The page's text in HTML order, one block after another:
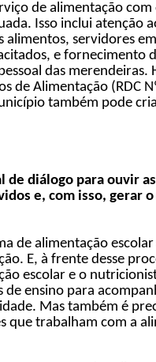
de alimentação
Isso inclui atenção
alimentos, servidores
e fornecimento
das merendeiras.
de Alimentação (RDC
também pode
de diálogo para ouvir
e, com isso, gerar
de alimentação
E, à frente desse
escolar e o
de ensino para
Mas também é
que trabalham com a